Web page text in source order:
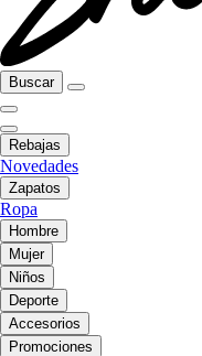
Buscar
Rebajas
Novedades
Zapatos
Ropa
Hombre
Mujer
Niños
Deporte
Accesorios
Promociones